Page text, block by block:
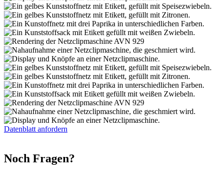
Datenblatt anfordern
Noch Fragen?